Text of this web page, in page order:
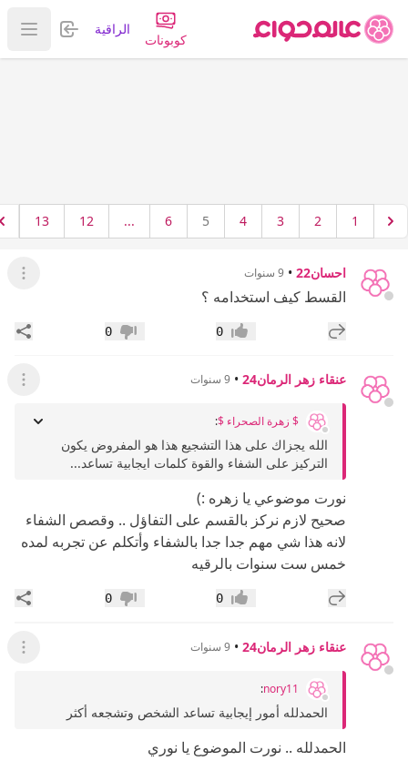
كوبونات
الراقية تسجيل
عرض
1
2
3
4
5
6
...
12
13
احسان22 • 9 سنوات عرض
القسط كيف استخدامه ؟
إضافة رد جديد إعجاب0 عدم إعجاب
0
عنقاء زهر الرمان24 • 9 سنوات عرض
$ زهرة الصحراء $:
الله يجزاك على هذا التشجيع هذا هو المفروض يكون
التركيز على الشفاء والقوة كلمات ايجابية تساعد...
نورت موضوعي يا زهره :)
صحيح لازم نركز بالقسم على التفاؤل .. وقصص الشفاء
لانه هذا شي مهم جدا جدا بالشفاء وأتكلم عن تجربه لمده
خمس ست سنوات بالرقيه
إضافة رد جديد إعجاب0 عدم إعجاب
0
عنقاء زهر الرمان24 • 9 سنوات عرض
nory11
:
الحمدلله أمور إيجابية تساعد الشخص وتشجعه أكثر
الحمدلله .. نورت الموضوع يا نوري